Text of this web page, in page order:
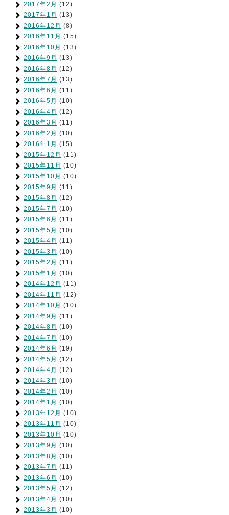
2017年2月 (12)
2017年1月 (13)
2016年12月 (8)
2016年11月 (15)
2016年10月 (13)
2016年9月 (13)
2016年8月 (12)
2016年7月 (13)
2016年6月 (11)
2016年5月 (10)
2016年4月 (12)
2016年3月 (11)
2016年2月 (10)
2016年1月 (15)
2015年12月 (11)
2015年11月 (10)
2015年10月 (10)
2015年9月 (11)
2015年8月 (12)
2015年7月 (10)
2015年6月 (11)
2015年5月 (10)
2015年4月 (11)
2015年3月 (10)
2015年2月 (11)
2015年1月 (10)
2014年12月 (11)
2014年11月 (12)
2014年10月 (10)
2014年9月 (11)
2014年8月 (10)
2014年7月 (10)
2014年6月 (19)
2014年5月 (12)
2014年4月 (12)
2014年3月 (10)
2014年2月 (10)
2014年1月 (10)
2013年12月 (10)
2013年11月 (10)
2013年10月 (10)
2013年9月 (10)
2013年8月 (10)
2013年7月 (11)
2013年6月 (10)
2013年5月 (12)
2013年4月 (10)
2013年3月 (10)